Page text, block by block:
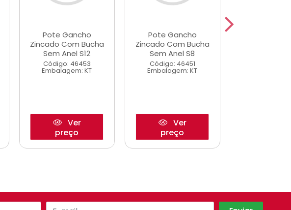
Pote Gancho
Zincado Com Bucha
Sem Anel S12
Código: 46453
Embalagem: KT
Ver
preço
Pote Gancho
Zincado Com Bucha
Sem Anel S8
Código: 46451
Embalagem: KT
Ver
preço